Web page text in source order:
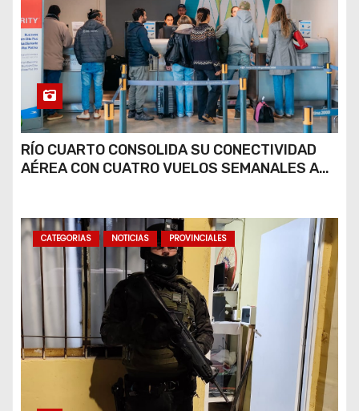
RÍO CUARTO CONSOLIDA SU CONECTIVIDAD
AÉREA CON CUATRO VUELOS SEMANALES A
CATEGORIAS NOTICIAS PROVINCIALES